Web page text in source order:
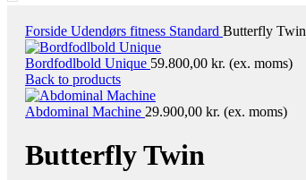
Forside Udendørs fitness Standard Butterfly Twin
Bordfodlbold Unique 59.800,00 kr. (ex. moms)
Back to products
Abdominal Machine 29.900,00 kr. (ex. moms)
Butterfly Twin